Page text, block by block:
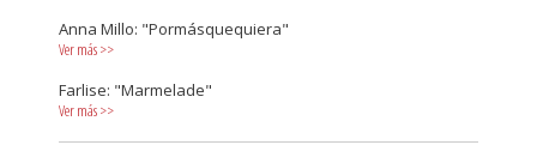
Anna Millo: "Pormásquequiera"
Ver más>>
Farlise: "Marmelade"
Ver más>>